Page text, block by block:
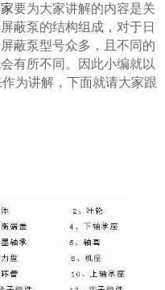
要为大家讲解的内容是关
蔽泵的结构组成，对于日
蔽泵型号众多，且不同的
有所不同。因此小编就以
作为讲解，下面就请大家跟